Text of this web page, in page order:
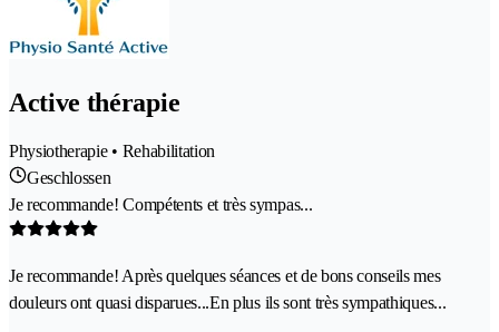
Active thérapie
Physiotherapie • Rehabilitation
Geschlossen
Je recommande! Compétents et très sympas...
Je recommande! Après quelques séances et de bons conseils mes
douleurs ont quasi disparues...En plus ils sont très sympathiques...